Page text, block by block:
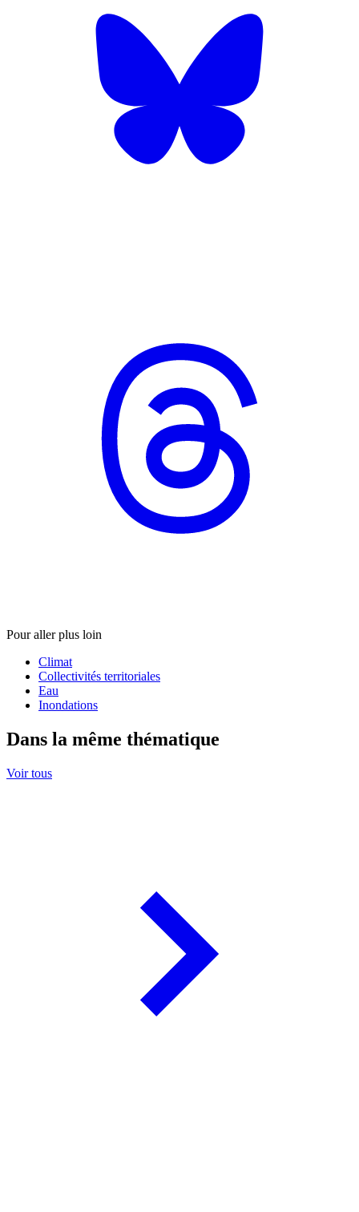
Pour aller plus loin
Climat
Collectivités territoriales
Eau
Inondations
Dans la même thématique
Voir tous